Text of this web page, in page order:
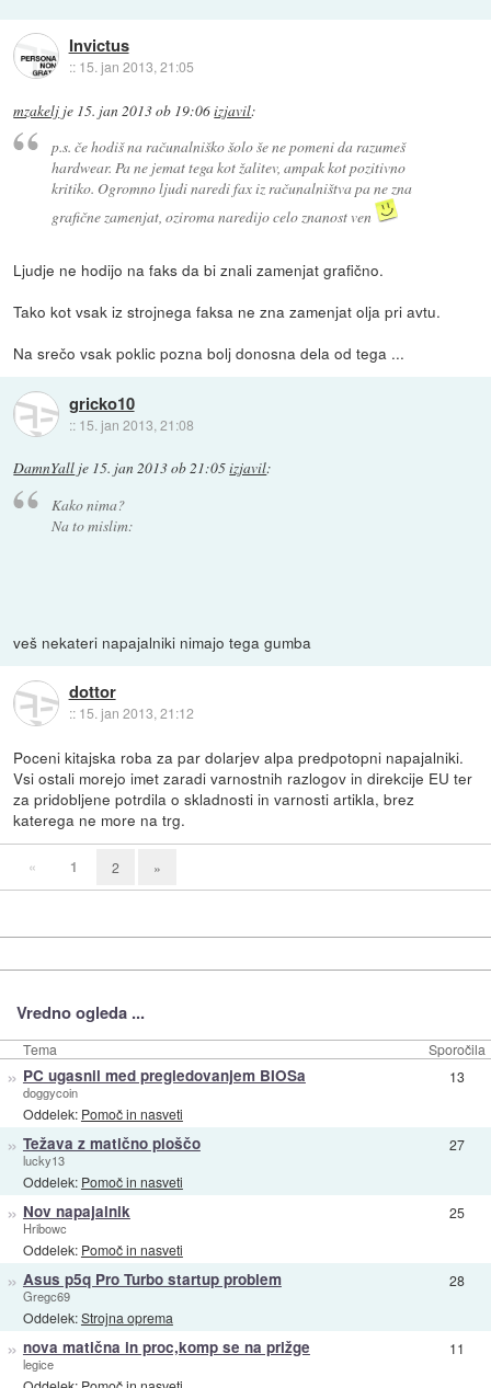
Invictus
:: 15. jan 2013, 21:05
mzakelj je 15. jan 2013 ob 19:06izjavil:
p.s. če hodiš na računalniško šolo še ne pomeni da razumeš
hardwear. Pa ne jemat tega kot žalitev, ampak kot pozitivno
kritiko. Ogromno ljudi naredi fax iz računalništva pa ne zna
grafične zamenjat, oziroma naredijo celo znanost ven
Ljudje ne hodijo na faks da bi znali zamenjat grafično.
Tako kot vsak iz strojnega faksa ne zna zamenjat olja pri avtu.
Na srečo vsak poklic pozna bolj donosna dela od tega ...
gricko10
:: 15. jan 2013, 21:08
DamnYall je 15. jan 2013 ob 21:05izjavil:
Kako nima?
Na to mislim:
veš nekateri napajalniki nimajo tega gumba
dottor
:: 15. jan 2013, 21:12
Poceni kitajska roba za par dolarjev alpa predpotopni napajalniki.
Vsi ostali morejo imet zaradi varnostnih razlogov in direkcije EU ter
za pridobljene potrdila o skladnosti in varnosti artikla, brez
katerega ne more na trg.
« 1 2 »
Vredno ogleda ...
Tema Sporočila
» PC ugasnil med pregledovanjem BIOSa
doggycoin
Oddelek: Pomoč in nasveti
13
» Težava z matično ploščo
lucky13
Oddelek: Pomoč in nasveti
27
» Nov napajalnik
Hribowc
Oddelek: Pomoč in nasveti
25
» Asus p5q Pro Turbo startup problem
Gregc69
Oddelek:Strojna oprema
28
» nova matična in proc,komp se na prižge
legice
11